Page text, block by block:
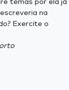
temas por ela já
na
Exercite o